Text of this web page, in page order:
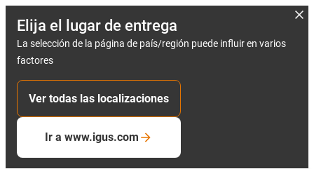
Elija el lugar de entrega
La selección de la página de país/región puede influir en varios
factores
Ver todas las localizaciones
Ir a www.igus.com